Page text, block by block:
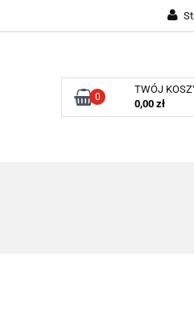
0
TWÓJ
0,00 zł